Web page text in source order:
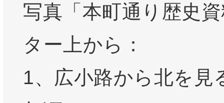
写真「本町通り歴史
ター上から：
1、広小路から北を見